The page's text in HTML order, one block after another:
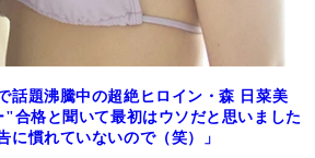
話題沸騰中の超絶ヒロイン・森 日菜美
"合格と聞いて最初はウソだと思いました
に慣れていないので（笑）」